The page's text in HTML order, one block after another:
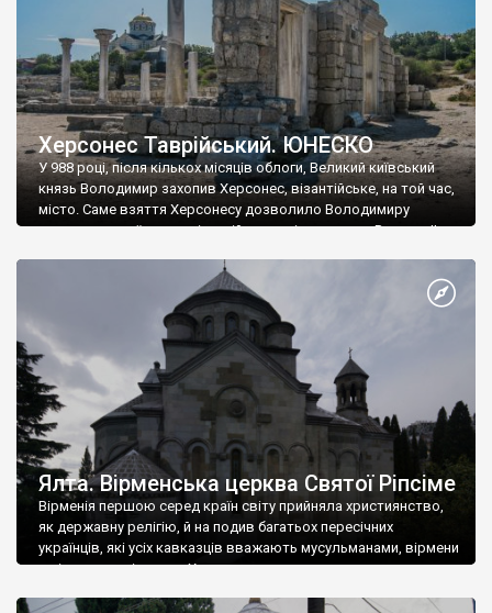
Херсонес Таврійський. ЮНЕСКО
У 988 році, після кількох місяців облоги, Великий київський
князь Володимир захопив Херсонес, візантійське, на той час,
місто. Саме взяття Херсонесу дозволило Володимиру
диктувати свої умови візантійському імператору Василю ІІ, та
Херсонесі Володимир-язичник, став Василем-християнином.
А потім було Хрещення Русі. На честь Херсонесу Таврійського
Ялта. Вірменська церква Святої Ріпсіме
Вірменія першою серед країн світу прийняла християнство,
як державну релігію, й на подив багатьох пересічних
українців, які усіх кавказців вважають мусульманами, вірмени
є відданими вірянами Христа